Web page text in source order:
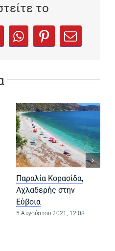
το
tab)
a new tab)
in a new tab)
WhatsApp
(opens in a new tab)
Pinterest
(opens in a
Email
Παραλία Κορασίδα,
Αχλαδερής στην
Εύβοια
5 Αυγούστου 2021, 12:08